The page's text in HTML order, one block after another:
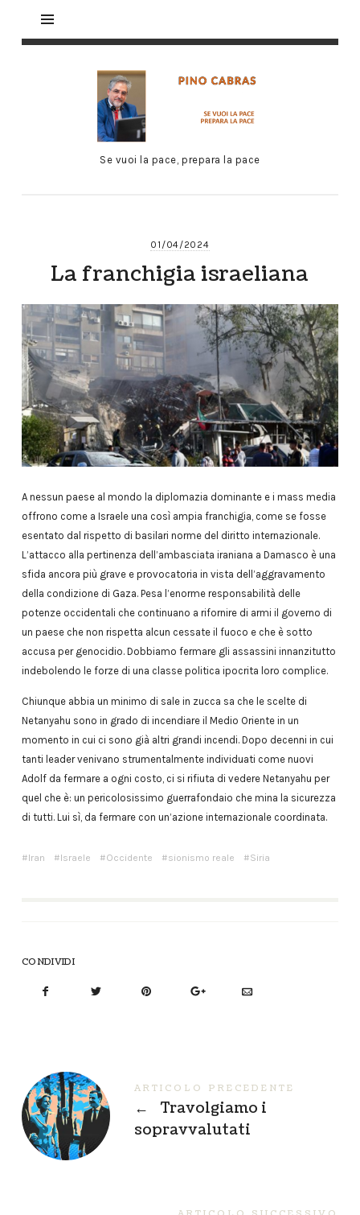
Se vuoi la pace, prepara la pace
01/04/2024
La franchigia israeliana
A nessun paese al mondo la diplomazia dominante e i mass media
offrono come a Israele una così ampia franchigia, come se fosse
esentato dal rispetto di basilari norme del diritto internazionale.
L’attacco alla pertinenza dell’ambasciata iraniana a Damasco è una
sfida ancora più grave e provocatoria in vista dell’aggravamento
della condizione di Gaza. Pesa l’enorme responsabilità delle
potenze occidentali che continuano a rifornire di armi il governo di
un paese che non rispetta alcun cessate il fuoco e che è sotto
accusa per genocidio. Dobbiamo fermare gli assassini innanzitutto
indebolendo le forze di una classe politica ipocrita loro complice.
Chiunque abbia un minimo di sale in zucca sa che le scelte di
Netanyahu sono in grado di incendiare il Medio Oriente in un
momento in cui ci sono già altri grandi incendi. Dopo decenni in cui
tanti leader venivano strumentalmente individuati come nuovi
Adolf da fermare a ogni costo, ci si rifiuta di vedere Netanyahu per
quel che è: un pericolosissimo guerrafondaio che mina la sicurezza
di tutti. Lui sì, da fermare con un’azione internazionale coordinata.
Iran Israele Occidente sionismo reale Siria
CONDIVIDI
ARTICOLO PRECEDENTE
←
Travolgiamo i
sopravvalutati